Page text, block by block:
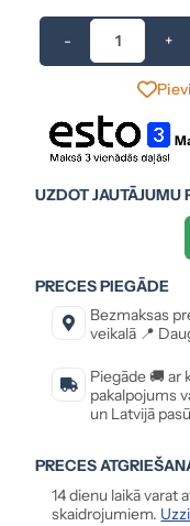
- +
UZDOT JAUTĀJUMU
PRECES PIEGĀDE
Bezmaksas
veikalā 📍
Piegāde 🚚 ar
pakalpojums
un Latvijā
PRECES
14 dienu laikā varat
skaidrojumiem.